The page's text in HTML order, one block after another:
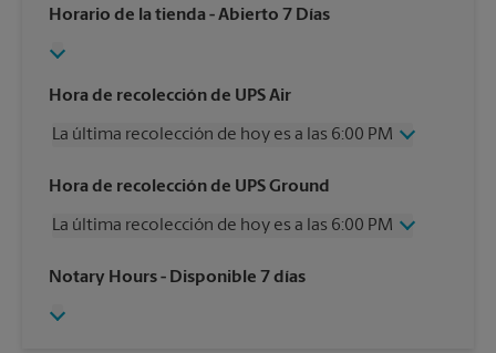
Horario de la tienda - Abierto 7 Días
Hora de recolección de UPS Air
La última recolección de hoy es a las 6:00 PM
Miércoles
6:00 PM
Viernes
6:00 PM
Domingo
Sin Recolección
Hora de recolección de UPS Ground
La última recolección de hoy es a las 6:00 PM
Miércoles
6:00 PM
Viernes
Notary Hours- Disponible 7 días